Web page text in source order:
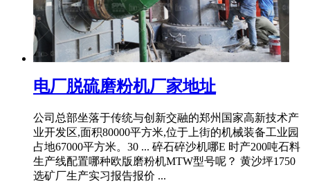
电厂脱硫磨粉机厂家地址
公司总部坐落于传统与创新交融的郑州国家高新技术产
业开发区,面积80000平方米,位于上街的机械装备工业园
占地67000平方米。30 ... 碎石碎沙机哪E 时产200吨石料
生产线配置哪种欧版磨粉机MTW型号呢？ 黄沙坪1750
选矿厂生产实习报告报价 ...